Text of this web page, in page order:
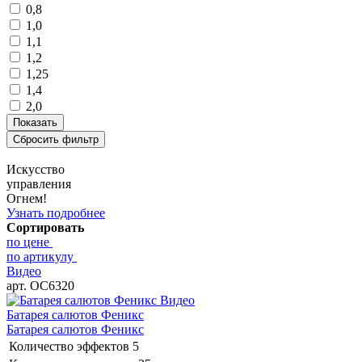
0,8
1,0
1,1
1,2
1,25
1,4
2,0
Искусство
управления
Огнем!
Узнать подробнее
Сортировать
по цене
по артикулу
Видео
арт. ОС6320
Видео
Батарея салютов Феникс
Батарея салютов Феникс
Количество эффектов 5